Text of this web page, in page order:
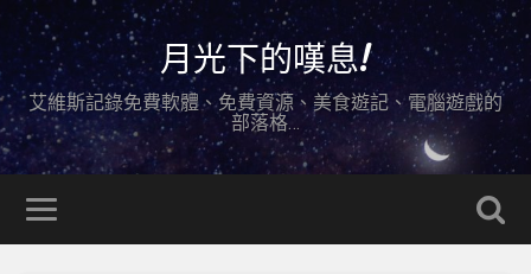
月光下的嘆息!
艾維斯記錄免費軟體、免費資源、美食遊記、電腦遊戲的
部落格…